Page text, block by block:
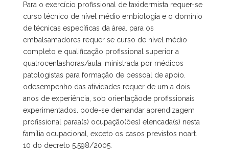
Para o exercício profissional de taxidermista requer-se
curso técnico de nível médio embiologia e o domínio
de técnicas específicas da área. para os
embalsamadores requer se curso de nível médio
completo e qualificação profissional superior a
quatrocentashoras/aula, ministrada por médicos
patologistas para formação de pessoal de apoio.
odesempenho das atividades requer de um a dois
anos de experiência, sob orientaçãode profissionais
experimentados. pode-se demandar aprendizagem
profissional paraa(s) ocupação(ões) elencada(s) nesta
família ocupacional, exceto os casos previstos noart.
10 do decreto 5.598/2005.